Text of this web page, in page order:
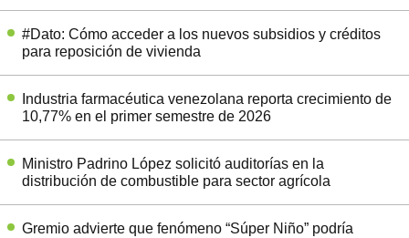
#Dato: Cómo acceder a los nuevos subsidios y créditos
para reposición de vivienda
Industria farmacéutica venezolana reporta crecimiento de
10,77% en el primer semestre de 2026
Ministro Padrino López solicitó auditorías en la
distribución de combustible para sector agrícola
Gremio advierte que fenómeno “Súper Niño” podría